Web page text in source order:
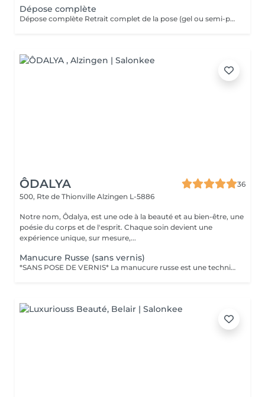
Dépose complète
Dépose complète Retrait complet de la pose (gel ou semi-permanent) afin de retrouver vos ongles naturels, sans repose de produit. Cette prestation n'est pas réservable en ligne. Elle est réservée uniquement aux poses réalisées par mes soins. Je n'effectue pas de dépose sur des poses réalisées par une autre prothésiste ongulaire.
ÔDALYA
36
500, Rte de Thionville Alzingen L-5886
Notre nom, Ôdalya, est une ode à la beauté et au bien-être, une
poésie du corps et de l'esprit. Chaque soin devient une
expérience unique, sur mesure,...
Manucure Russe (sans vernis)
*SANS POSE DE VERNIS* La manucure russe est une technique de précision réalisée avec expertise pour sublimer le contour des ongles. Ce soin approfondi des cuticules est réalisé à l'aide d'embouts spécifiques pour une finition ultra nette. Tout notre matériel est à usage unique et/ou stérilisé pour garantir une hygiène irréprochable durant votre prestation.